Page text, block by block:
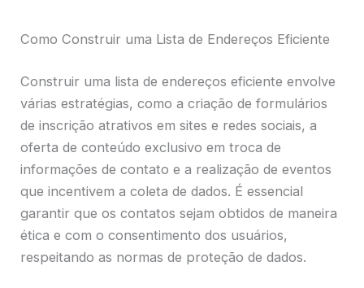
Como Construir uma Lista de Endereços Eficiente
Construir uma lista de endereços eficiente envolve
várias estratégias, como a criação de formulários
de inscrição atrativos em sites e redes sociais, a
oferta de conteúdo exclusivo em troca de
informações de contato e a realização de eventos
que incentivem a coleta de dados. É essencial
garantir que os contatos sejam obtidos de maneira
ética e com o consentimento dos usuários,
respeitando as normas de proteção de dados.